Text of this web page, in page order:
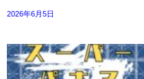
2026年6月5日